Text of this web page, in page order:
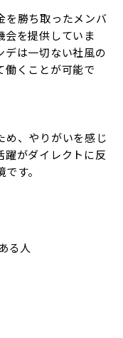
を勝ち取ったメンバ
会を提供していま
デは一切ない社風の
働くことが可能で
め、やりがいを感じ
躍がダイレクトに反
す。
る人